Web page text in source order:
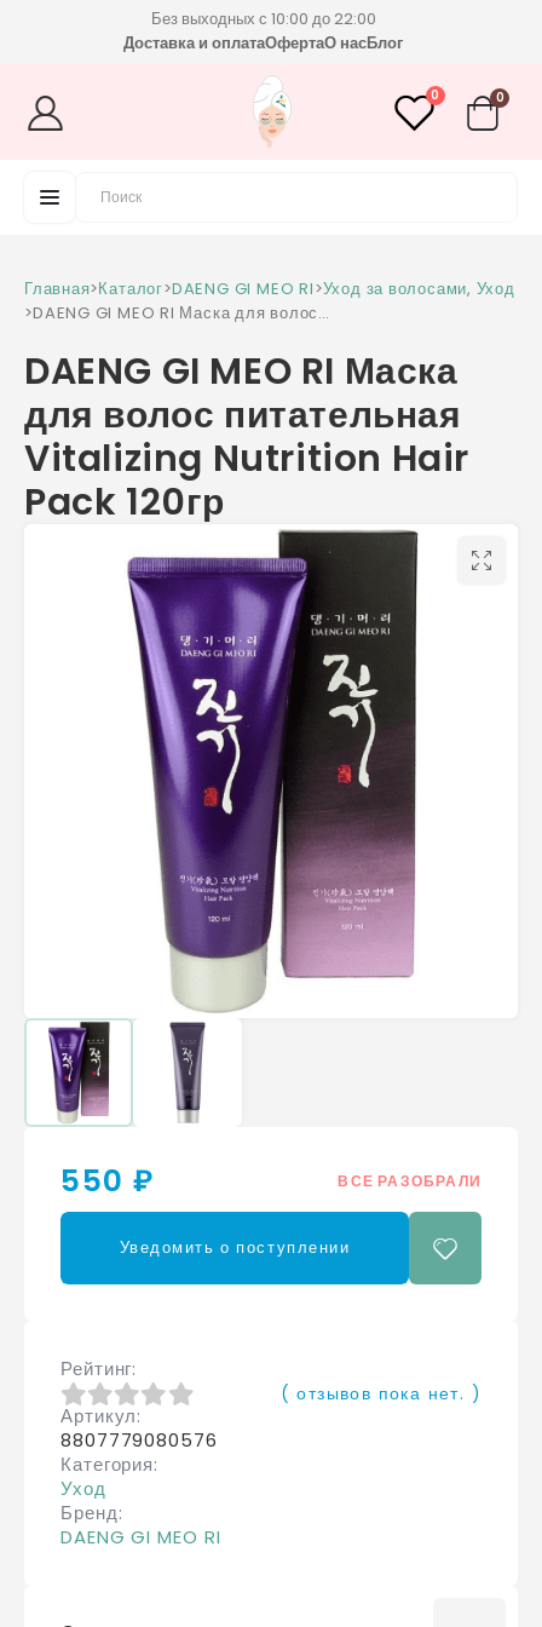
Без выходных с 10:00 до 22:00
Доставка и оплатаОфертаО насБлог
0 0
Главная>Каталог>DAENG GI MEO RI>Уход за волосами, Уход
>DAENG GI MEO RI Маска для волос
120гр
DAENG GI MEO RI Маска
для волос питательная
Vitalizing Nutrition Hair
Pack 120гр
550 ₽ ВСЕ РАЗОБРАЛИ
Уведомить о поступлении
Рейтинг
0из 5
( отзывов пока нет. )
Артикул
8807779080576
Категория
Уход
Бренд
DAENG GI MEO RI